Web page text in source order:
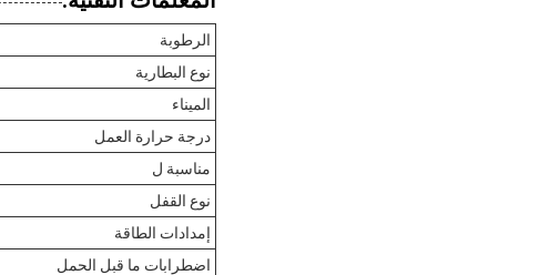
الرطوبة
نوع البطارية
الميناء
درجة حرارة العمل
مناسبة ل
نوع القفل
إمدادات الطاقة
اضطرابات ما قبل الحمل